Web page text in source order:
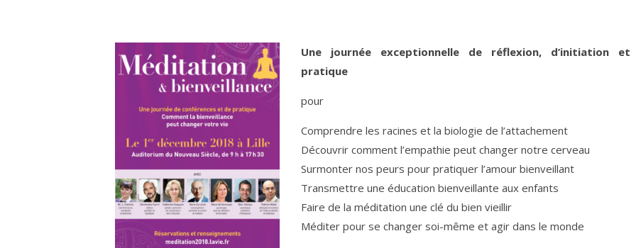
Une journée exceptionnelle de réflexion, d’initiation
pratique
pour
Comprendre les racines et la biologie de l’attachement
Découvrir comment l’empathie peut changer notre cerveau
Surmonter nos peurs pour pratiquer l’amour bienveillant
Transmettre une éducation bienveillante aux enfants
Faire de la méditation une clé du bien vieillir
Méditer pour se changer soi-même et agir dans le monde